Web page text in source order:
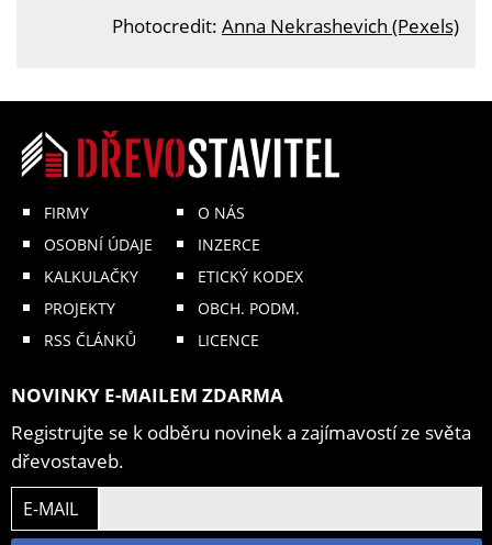
Photocredit: Anna Nekrashevich (Pexels)
FIRMY
OSOBNÍ ÚDAJE
KALKULAČKY
PROJEKTY
RSS ČLÁNKŮ
O NÁS
INZERCE
ETICKÝ KODEX
OBCH. PODM.
LICENCE
NOVINKY E-MAILEM ZDARMA
Registrujte se k odběru novinek a zajímavostí ze světa
dřevostaveb.
E-MAIL